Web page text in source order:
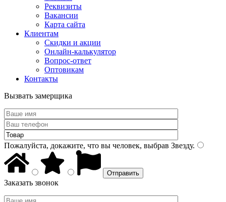
Реквизиты
Вакансии
Карта сайта
Клиентам
Скидки и акции
Онлайн-калькулятор
Вопрос-ответ
Оптовикам
Контакты
Вызвать замерщика
Пожалуйста, докажите, что вы человек, выбрав Звезду.
Заказать звонок